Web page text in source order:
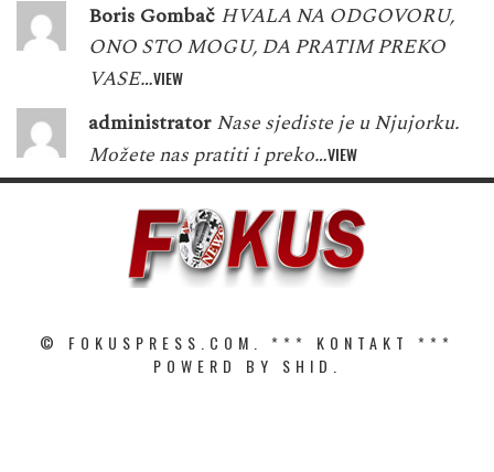
Boris Gombač HVALA NA ODGOVORU,
ONO STO MOGU, DA PRATIM PREKO
VASE…VIEW
administrator Nase sjediste je u Njujorku.
Možete nas pratiti i preko…VIEW
© FOKUSPRESS.COM. *** KONTAKT
***
POWERD BY SHID.